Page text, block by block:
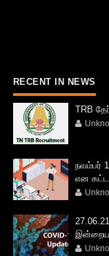
RECENT IN NEWS
TRB
நவம்பர்
என
இன்றைய